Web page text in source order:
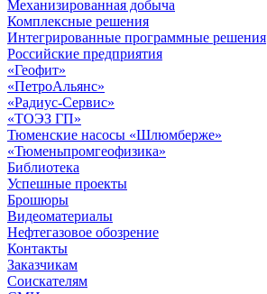
Механизированная добыча
Комплексные решения
Интегрированные программные решения
Российские предприятия
«Геофит»
«ПетроАльянс»
«Радиус-Сервис»
«ТОЭЗ ГП»
Тюменские насосы «Шлюмберже»
«Тюменьпромгеофизика»
Библиотека
Успешные проекты
Брошюры
Видеоматериалы
Нефтегазовое обозрение
Контакты
Заказчикам
Соискателям